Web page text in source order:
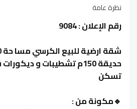
نظرة عامة
رقم الإعلان : 9084
حديقة 150م تشطيبات و
تسكن
🔹مكونة من :